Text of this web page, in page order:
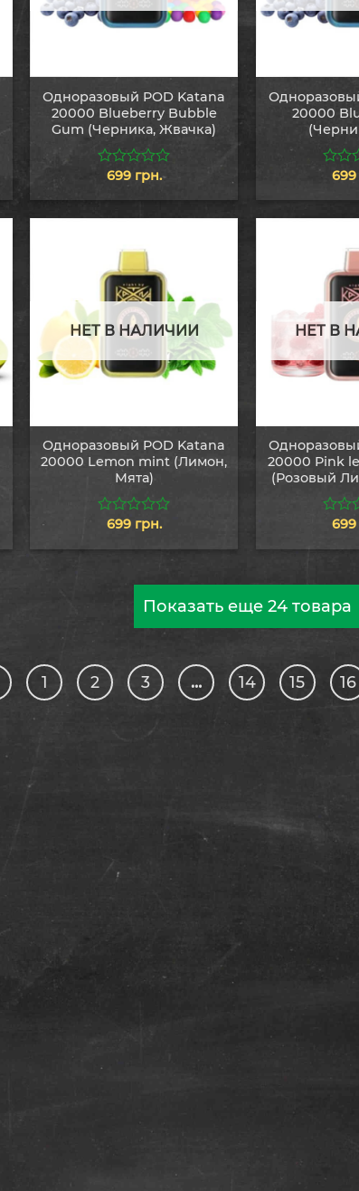
Одноразовый POD Katana
20000 Blueberry Bubble
Gum (Черника, Жвачка)
699 грн.
20000
699
НЕТ В НАЛИЧИИ
Одноразовый POD Katana
20000 Lemon mint (Лимон,
Мята)
5
699 грн.
НЕТ В
20000 Pink
(Розовый
5
699
Показать еще 24 товара
1 2 3 … 14 15 16